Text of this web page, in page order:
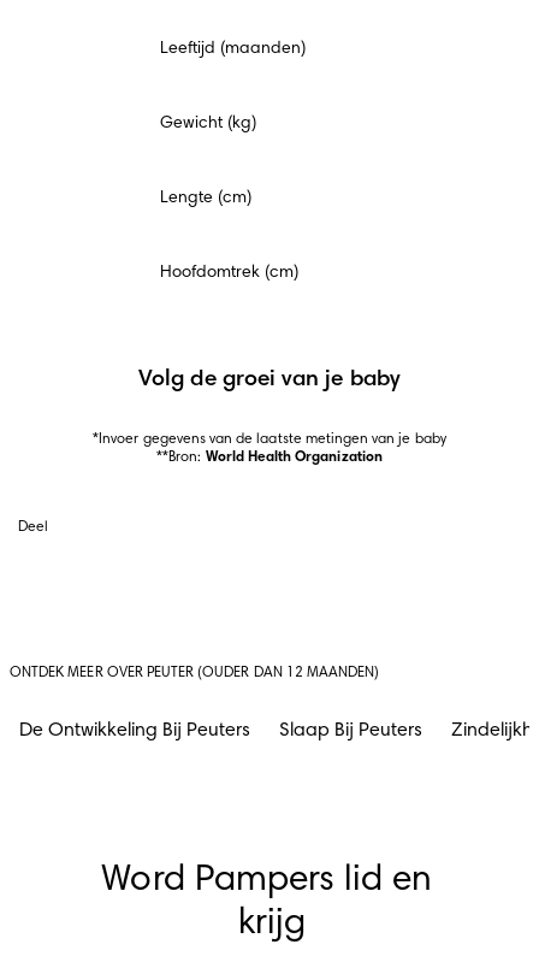
veld
Leeftijd (maanden)
Gewicht (kg)
Lengte (cm)
Hoofdomtrek (cm)
Volg de groei van je baby
*Invoer gegevens van de laatste metingen van je baby
**Bron: World Health Organization
Deel
ONTDEK MEER OVER PEUTER (OUDER DAN 12 MAANDEN)
De Ontwikkeling Bij Peuters Slaap Bij Peuters
Word Pampers lid en
krijg